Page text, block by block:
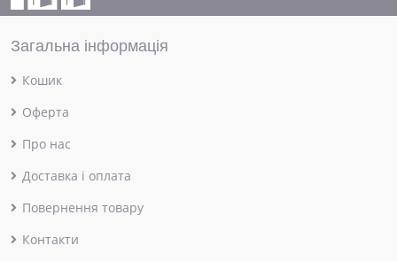
Загальна інформація
Кошик
Оферта
Про нас
Доставка і оплата
Повернення товару
Контакти